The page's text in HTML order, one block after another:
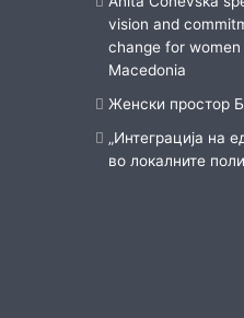
vision and
change for
Macedonia
Женски простор
„Интеграција на
во локалните